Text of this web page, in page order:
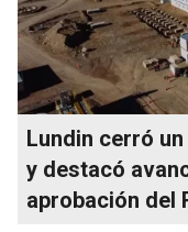
Lundin cerró
y destacó
aprobación del